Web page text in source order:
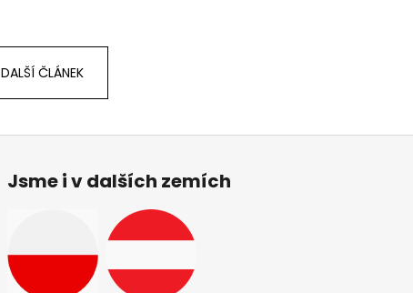
DALŠÍ ČLÁNEK
Jsme i v dalších zemích